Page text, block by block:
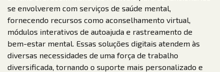
se envolverem com serviços de saúde mental,
fornecendo recursos como aconselhamento virtual,
módulos interativos de autoajuda e rastreamento de
bem-estar mental. Essas soluções digitais atendem às
diversas necessidades de uma força de trabalho
diversificada, tornando o suporte mais personalizado e